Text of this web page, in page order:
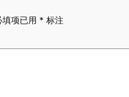
填项已用 * 标注